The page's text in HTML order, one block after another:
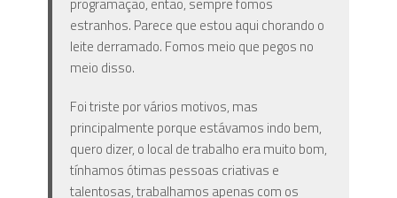
estranhos. Parece que estou aqui chorando o
leite derramado. Fomos meio que pegos no
meio disso.
Foi triste por vários motivos, mas
principalmente porque estávamos indo bem,
quero dizer, o local de trabalho era muito bom,
tínhamos ótimas pessoas criativas e
talentosas, trabalhamos apenas com os